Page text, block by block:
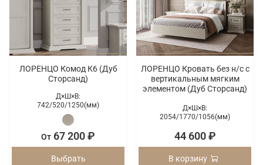
ЛОРЕНЦО Комод К6 (Дуб
Сторсанд)
Д×Ш×В:
742/520/1250(мм)
От 67 200 ₽
Выбрать
ЛОРЕНЦО Кровать без н/с с
вертикальным мягким
элементом (Дуб Сторсанд)
Д×Ш×В:
2054/1770/1056(мм)
44 600 ₽
В корзину